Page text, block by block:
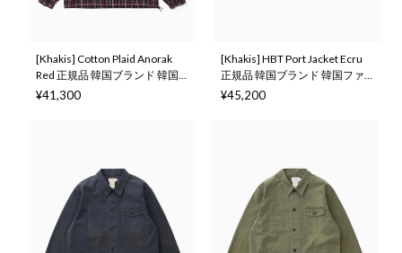
[Khakis] Cotton Plaid Anorak
Red 正規品 韓国ブランド 韓国
ファッション 韓国代行 カーキ
¥41,300
[Khakis] HBT Port Jacket Ecru
正規品 韓国ブランド 韓国ファ
ッション 韓国代行 カーキス 日
¥45,200